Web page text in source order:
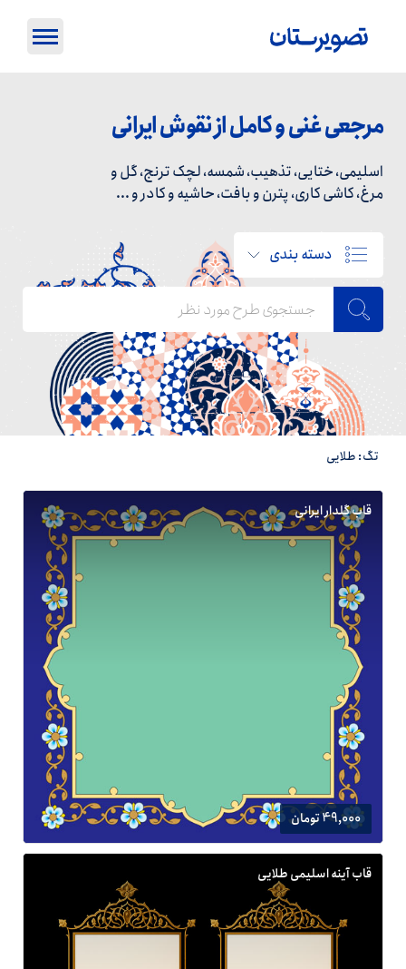
مرجعی غنی و کامل از نقوش ایرانی
اسلیمی، ختایی، تذهیب، شمسه، لچک ترنج، گل و
مرغ، کاشی کاری، پترن و بافت، حاشیه و کادر و ...
دسته بندی
تگ: طلایی
قاب گلدار ایرانی
49,000 تومان
قاب آینه اسلیمی طلایی